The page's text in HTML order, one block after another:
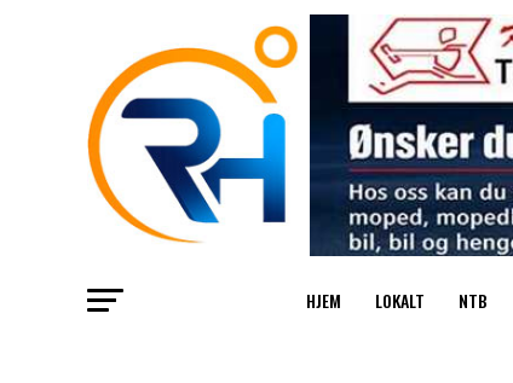
HJEM LOKALT NTB